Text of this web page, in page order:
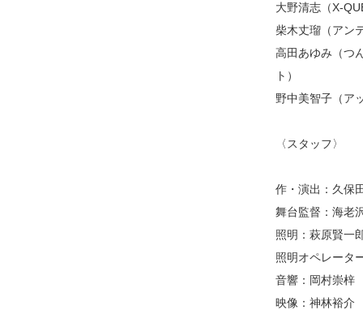
大野清志（X-
柴木丈瑠（アン
高田あゆみ（つ
ト）
野中美智子（ア
〈スタッフ〉
作・演出：久保
舞台監督：海老
照明：萩原賢一
照明オペレータ
音響：岡村崇梓
映像：神林裕介